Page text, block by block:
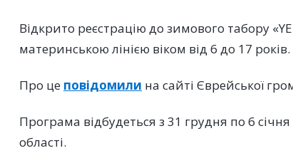
Відкрито реєстрацію до зимового табору
материнською лінією віком від 6 до 17 років.
Про це повідомили на сайті Єврейської
Програма відбудеться з 31 грудня по 6
області.